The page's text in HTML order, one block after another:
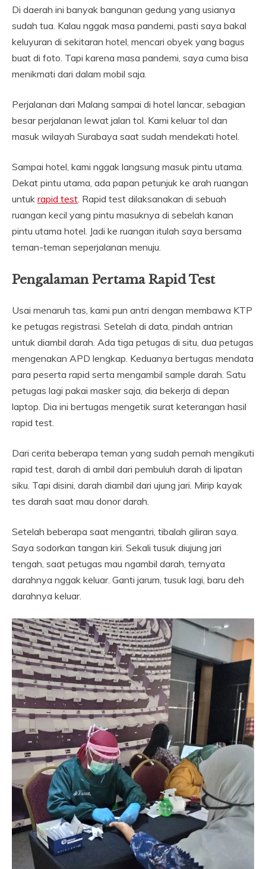
Di daerah ini banyak bangunan gedung yang usianya
sudah tua. Kalau nggak masa pandemi, pasti saya bakal
keluyuran di sekitaran hotel, mencari obyek yang bagus
buat di foto. Tapi karena masa pandemi, saya cuma bisa
menikmati dari dalam mobil saja.
Perjalanan dari Malang sampai di hotel lancar, sebagian
besar perjalanan lewat jalan tol. Kami keluar tol dan
masuk wilayah Surabaya saat sudah mendekati hotel.
Sampai hotel, kami nggak langsung masuk pintu utama.
Dekat pintu utama, ada papan petunjuk ke arah ruangan
untuk rapid test . Rapid test dilaksanakan di sebuah
ruangan kecil yang pintu masuknya di sebelah kanan
pintu utama hotel. Jadi ke ruangan itulah saya bersama
teman-teman seperjalanan menuju.
Pengalaman Pertama Rapid Test
Usai menaruh tas, kami pun antri dengan membawa KTP
ke petugas registrasi. Setelah di data, pindah antrian
untuk diambil darah. Ada tiga petugas di situ, dua petugas
mengenakan APD lengkap. Keduanya bertugas mendata
para peserta rapid serta mengambil sample darah. Satu
petugas lagi pakai masker saja, dia bekerja di depan
laptop. Dia ini bertugas mengetik surat keterangan hasil
rapid test.
Dari cerita beberapa teman yang sudah pernah mengikuti
rapid test, darah di ambil dari pembuluh darah di lipatan
siku. Tapi disini, darah diambil dari ujung jari. Mirip kayak
tes darah saat mau donor darah.
Setelah beberapa saat mengantri, tibalah giliran saya.
Saya sodorkan tangan kiri. Sekali tusuk diujung jari
tengah, saat petugas mau ngambil darah, ternyata
darahnya nggak keluar. Ganti jarum, tusuk lagi, baru deh
darahnya keluar.